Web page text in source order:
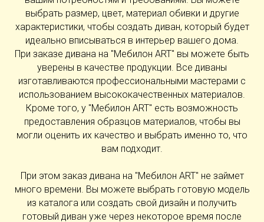
выбрать размер, цвет, материал обивки и другие
характеристики, чтобы создать диван, который будет
идеально вписываться в интерьер вашего дома.
При заказе дивана на "Мебилон ART" вы можете быть
уверены в качестве продукции. Все диваны
изготавливаются профессиональными мастерами с
использованием высококачественных материалов.
Кроме того, у "Мебилон ART" есть возможность
предоставления образцов материалов, чтобы вы
могли оценить их качество и выбрать именно то, что
вам подходит.
При этом заказ дивана на "Мебилон ART" не займет
много времени. Вы можете выбрать готовую модель
из каталога или создать свой дизайн и получить
готовый диван уже через некоторое время после